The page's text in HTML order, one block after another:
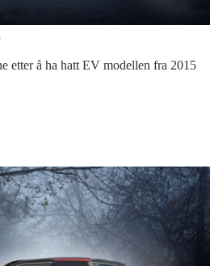
etter å ha hatt EV modellen fra 2015